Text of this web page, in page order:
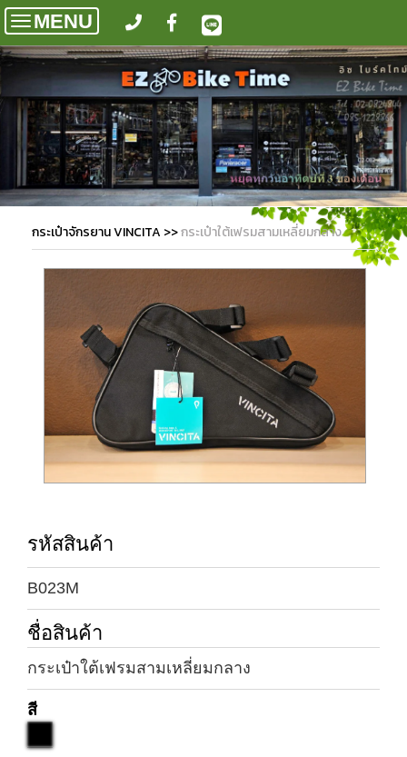
Toggle
navigation
MENU
กระเป๋าจักรยาน VINCITA >>กระเป๋าใต้เฟรมสามเหลี่ยมกลาง
รหัสสินค้า
B023M
ชื่อสินค้า
กระเป๋าใต้เฟรมสามเหลี่ยมกลาง
สี